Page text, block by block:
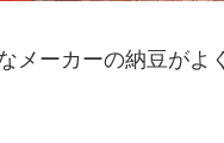
メーカーの納豆が